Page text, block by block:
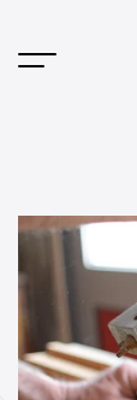
content